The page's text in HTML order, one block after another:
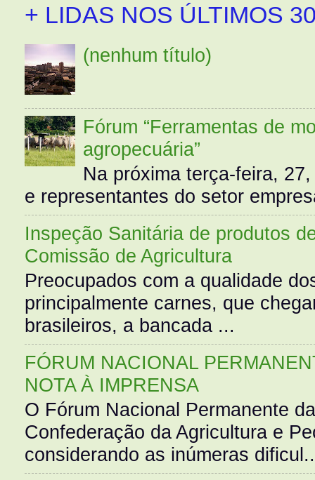
+ LIDAS NOS ÚLTIMOS
(nenhum título)
Fórum “Ferramentas de
agropecuária”
Na próxima terça-feira,
e representantes do setor
Inspeção Sanitária de produtos
Comissão de Agricultura
Preocupados com a qualidade
principalmente carnes, que
brasileiros, a bancada ...
FÓRUM NACIONAL
NOTA À IMPRENSA
O Fórum Nacional Permanente
Confederação da Agricultura e
considerando as inúmeras